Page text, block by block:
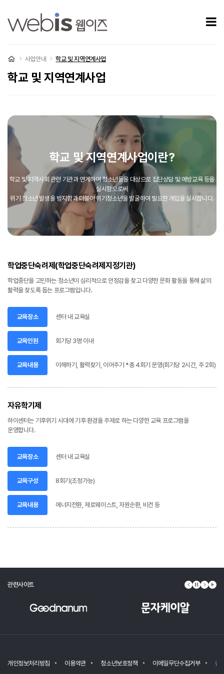
처음으로사업안내 학교 및 지역연계사업
학교 및 지역연계사업
학교 및 지역연계사업이란?
학교 및 지역사회 관련 기관과 연계하여 청소년들을 대상으로 집단상담 및 예방교육 등을
실시함으로써
위기 청소년 발생을 방지함과 더불어 위기청소년을 발굴하여 필요한 개입을 실시합니다.
학업중단숙려제(학업중단숙려제지정기관)
학업중단을 고민하는 청소년이 심리적으로 안정감을 찾고 다양한 문화 활동을 통해 삶의
활력을 찾도록 돕는 프로그램입니다.
교육장소 센터 내 교육실
교육인원 회기당 3명 이내
교육내용 이해하기, 활력찾기, 이어주기 *총 4회기 운영(회기당 2시간, 주 2회)
자유학기제
하이센터는 기후위기 시대에 기후‧환경을 주제로 하는 다양한 교육 프로그램을
운영합니다.
교육장소 센터 내 교육실
교육구성 8회기(조정가능)
교육내용 에너지전환, 제로웨이스트, 자원순환, 비건 등
관련사이트 이전 배너
배너 정지
다음 배
배
개인정보처리방침 이용약관 청소년보호정책 이메일무단수집거부 광